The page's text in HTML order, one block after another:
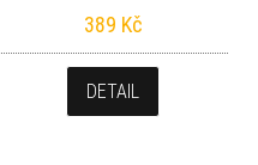
389 Kč
DETAIL